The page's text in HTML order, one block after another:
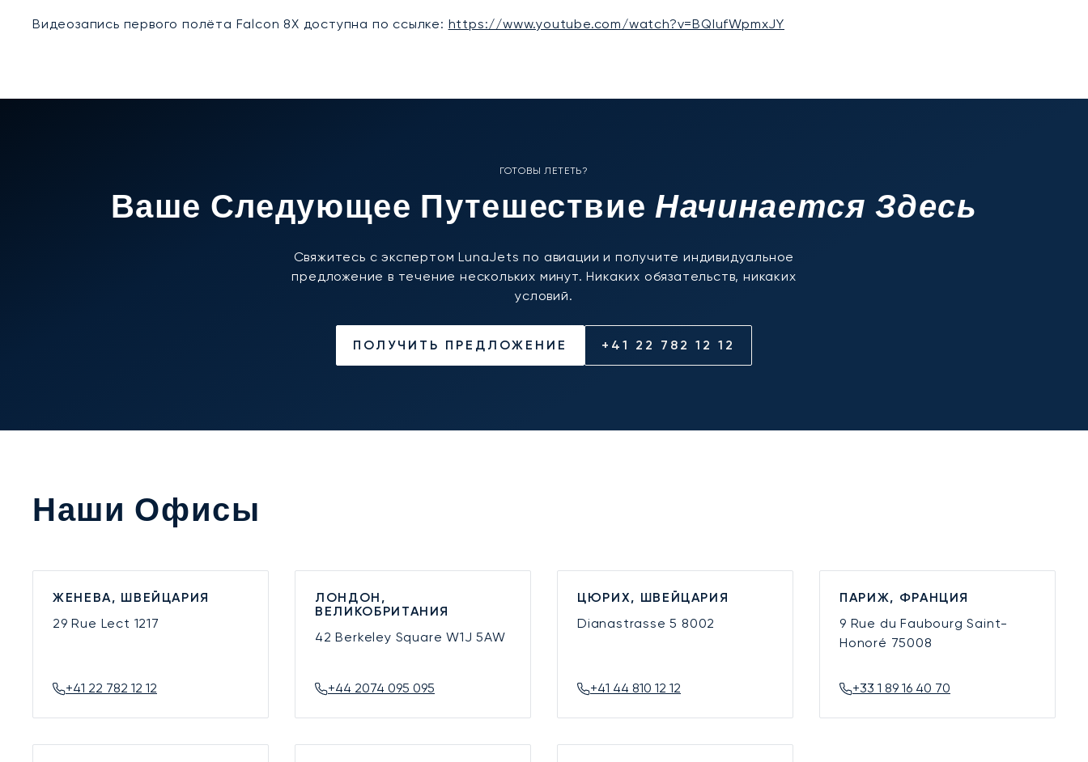
Видеозапись первого полёта Falcon 8X доступна по ссылке: https://www.youtube.com/watch?v=BQIufWpmxJY
ГОТОВЫ ЛЕТЕТЬ?
Ваше Следующее ПутешествиеНачинается Здесь
Свяжитесь с экспертом LunaJets по авиации и получите индивидуальное
предложение в течение нескольких минут. Никаких обязательств, никаких
условий.
ПОЛУЧИТЬ ПРЕДЛОЖЕНИЕ +41 22 782 12 12
Наши Офисы
ЖЕНЕВА, ШВЕЙЦАРИЯ
29 Rue Lect 1217
+41 22 782 12 12
ЛОНДОН,
ВЕЛИКОБРИТАНИЯ
42 Berkeley SquareW1J 5AW
+44 2074 095 095
ЦЮРИХ, ШВЕЙЦАРИЯ
Dianastrasse 5 8002
+41 44 810 12 12
ПАРИЖ, ФРАНЦИЯ
9 Rue du Faubourg Saint-
Honoré 75008
+33 1 89 16 40 70